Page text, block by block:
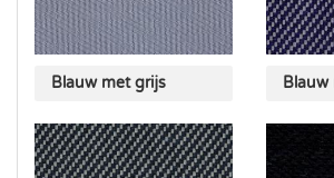
Blauw met grijs Blauw